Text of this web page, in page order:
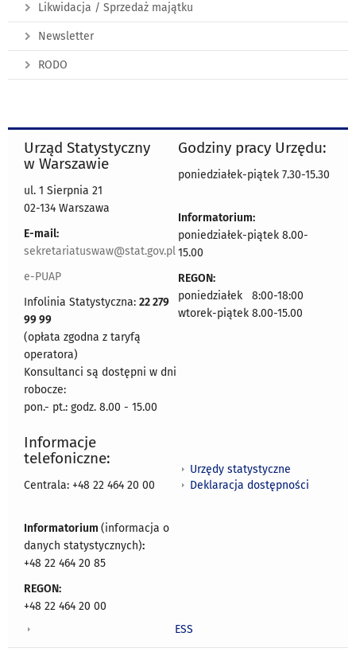
Likwidacja / Sprzedaż majątku
Newsletter
RODO
Urząd Statystyczny
w Warszawie
ul. 1 Sierpnia 21
02-134 Warszawa
E-mail:
sekretariatuswaw@stat.gov.pl
e-PUAP
Infolinia Statystyczna: 22 279
99 99
(opłata zgodna z taryfą
operatora)
Konsultanci są dostępni w dni
robocze:
pon.- pt.: godz. 8.00 - 15.00
Godziny pracy Urzędu:
poniedziałek-piątek 7.30-15.30
Informatorium:
poniedziałek-piątek 8.00-
15.00
REGON:
poniedziałek 8:00-18:00
wtorek-piątek 8.00-15.00
Informacje
telefoniczne:
Centrala: +48 22 464 20 00
Informatorium (informacja o
danych statystycznych):
+48 22 464 20 85
REGON:
+48 22 464 20 00
Urzędy statystyczne
Deklaracja dostępności
ESS